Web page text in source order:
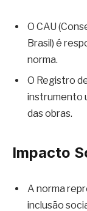
O CAU
Brasil) é
norma.
O Registro
instrumento
das obras.
Impacto
A norma
inclusão